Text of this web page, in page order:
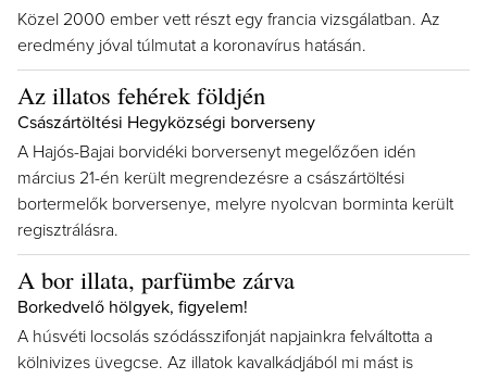
Közel 2000 ember vett részt egy francia vizsgálatban. Az
eredmény jóval túlmutat a koronavírus hatásán.
Az illatos fehérek földjén
Császártöltési Hegyközségi borverseny
A Hajós-Bajai borvidéki borversenyt megelőzően idén
március 21-én került megrendezésre a császártöltési
bortermelők borversenye, melyre nyolcvan borminta került
regisztrálásra.
A bor illata, parfümbe zárva
Borkedvelő hölgyek, figyelem!
A húsvéti locsolás szódásszifonját napjainkra felváltotta a
kölnivizes üvegcse. Az illatok kavalkádjából mi mást is